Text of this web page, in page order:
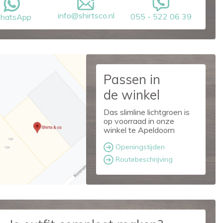
info@shirtsco.nl 055 - 522 06 39
Passen in
de winkel
Das slimline lichtgroen is
op voorraad in onze
winkel te Apeldoorn
Openingstijden
Routebeschrijving